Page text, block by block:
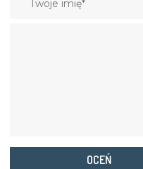
OCEŃ